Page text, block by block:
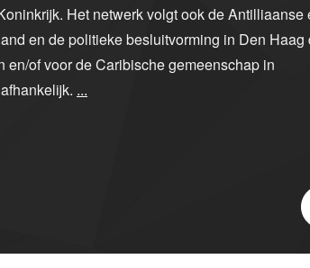
Het netwerk volgt ook de Antilliaanse
en de politieke besluitvorming in Den Haag
of voor de Caribische gemeenschap in
...